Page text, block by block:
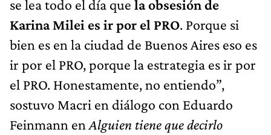
se lea todo el día que la obsesión de
Karina Milei es ir por el PRO. Porque si
bien es en la ciudad de Buenos Aires eso es
ir por el PRO, porque la estrategia es ir por
el PRO. Honestamente, no entiendo”,
sostuvo Macri en diálogo con Eduardo
Feinmann en Alguien tiene que decirlo